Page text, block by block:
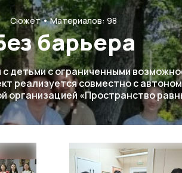
Сюжет Материалов: 98
барьера
детьми с ограниченными
реализуется совместно с
организацией «Пространство